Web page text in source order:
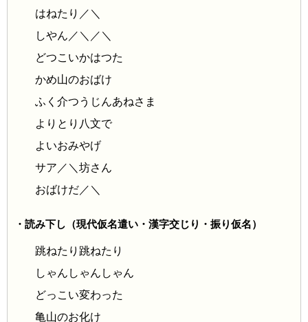
はねたり／＼
しやん／＼／＼
どつこいかはつた
かめ山のおばけ
ふく介つうじんあねさま
よりとり八文で
よいおみやげ
サア／＼坊さん
おばけだ／＼
・読み下し（現代仮名遣い・漢字交じり・振り仮名）
跳ねたり跳ねたり
しゃんしゃんしゃん
どっこい変わった
亀山のお化け